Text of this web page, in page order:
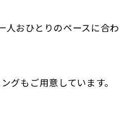
人おひとりのペースに合わ
グもご用意しています。